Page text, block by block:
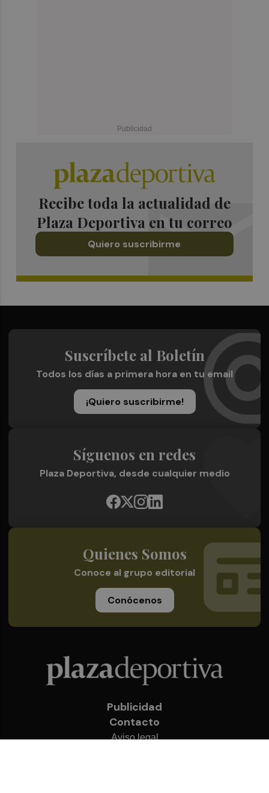
Recibe toda la actualidad de
Plaza Deportiva en tu correo
Quiero suscribirme
Suscríbete al Boletín
Todos los días a primera hora en tu email
¡Quiero suscribirme!
Síguenos en redes
Plaza Deportiva, desde cualquier medio
Quienes Somos
Conoce al grupo editorial
Conócenos
Publicidad
Contacto
Aviso legal